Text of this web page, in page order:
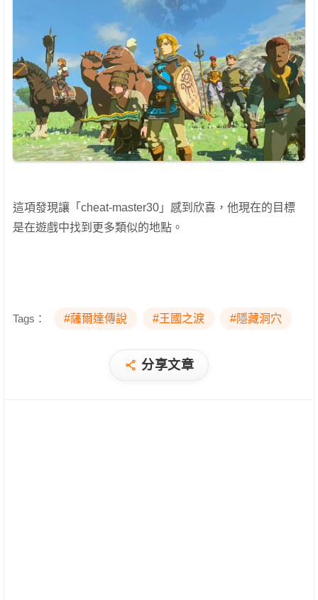
這項發現讓「cheat-master30」感到欣喜，他現在的目標
是在遊戲中找到更多類似的地點。
Tags： #薩爾達傳說 #王國之淚 #隱藏洞穴
分享文章